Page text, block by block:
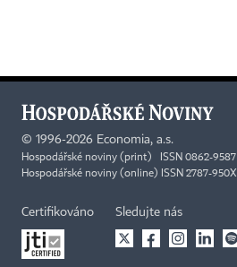
© 1996-2026 Economia, a.s.
Hospodářské noviny (print) ISSN 0862-9587
Hospodářské noviny (online) ISSN 2787-950X
Certifikováno Sledujte nás